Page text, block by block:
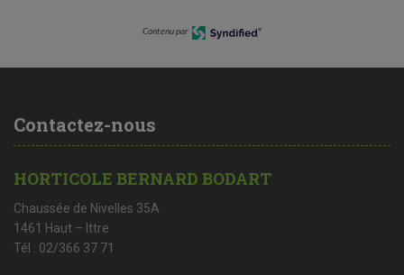
Contenu par
Contactez-nous
HORTICOLE BERNARD BODART
Chaussée de Nivelles 35A
1461 Haut – Ittre
Tél : 02/366 37 71